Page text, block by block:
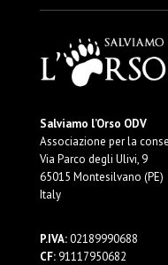
Salviamo l’Orso ODV
Associazione per la
Via Parco degli Ulivi, 9
65015 Montesilvano (PE)
Italy
P.IVA:02189990688
CF:91117950682